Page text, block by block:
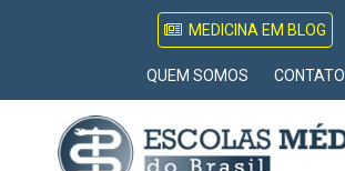
MEDICINA EM BLOG
QUEM SOMOS CONTATO